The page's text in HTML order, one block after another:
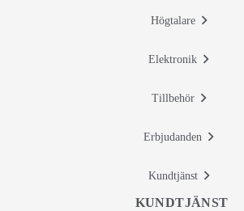
Högtalare
Elektronik
Tillbehör
Erbjudanden
Kundtjänst
KUNDTJÄNST